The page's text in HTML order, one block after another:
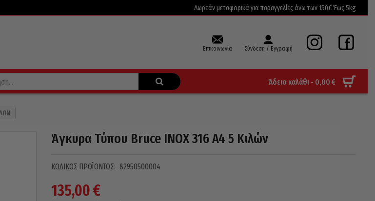
Δωρεάν μεταφορικά για παραγγελίες άνω των 150€ Έως 5kg
Επικοινωνία Σύνδεση / Εγγραφή
Άδειο καλάθι - 0,00 €
Άγκυρα Τύπου Bruce INOX 316 A4 5 Κιλών
ΚΩΔΙΚΌΣ ΠΡΟΪΌΝΤΟΣ: 82950500004
135,00€